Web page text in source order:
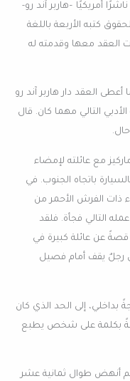
أمريكيًا –هاربر آند رو-
كتبه الأربعة باللغة
العقد معها وقدمته له
العقد دار هاربر آند رو
التالي مهما كان. قال
مع عائلته لإمضاء
باتجاه الجنوب. في
ذات الفرش الأحمر من
عمله التالي فجأة. فلقد
عن عائلة كبيرة في
رجلٌ يقف أمام فصيل
إلى الحد الذي كان
بكلمة على شخص يطبع
أنهض طوال ثمانية عشر